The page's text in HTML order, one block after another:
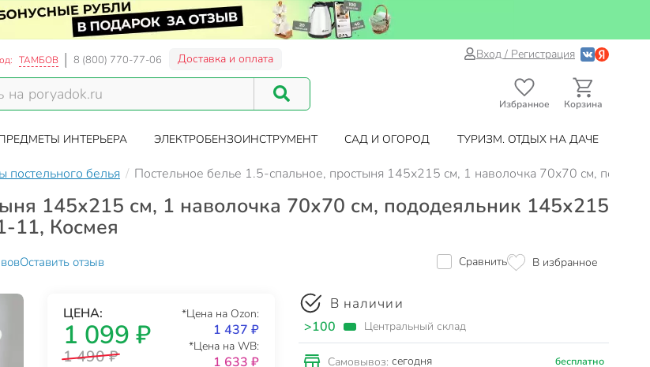
ТАМБОВ 8 (800) 770-77-06 Доставка и оплата Вход / Регистрация
Избранное Корзина
ИНТЕРЬЕРА ЭЛЕКТРОБЕНЗОИНСТРУМЕНТ САД И ОГОРОД ТУРИЗМ. ОТДЫХ НА ДАЧЕ
постельного белья Постельное белье 1.5-спальное, простыня 145х215 см, 1 наволочка 70х70 см,
145х215 см, 1 наволочка 70х70 см, пододеяльник 145х215
11, Космея
Оставить отзыв Сравнить В избранное
ЦЕНА:
1 099 ₽
1 490 ₽
*Цена на Ozon:
1 437 ₽
*Цена на WB:
1 633 ₽
В наличии
>100 Центральный склад
Самовывоз: сегодня бесплатно